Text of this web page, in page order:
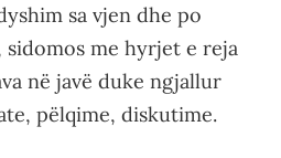
sa vjen dhe po
me hyrjet e reja
në javë duke ngjallur
pëlqime, diskutime.